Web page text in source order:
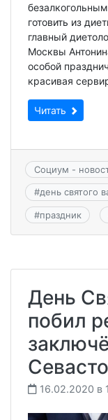
готовить из
главный
Москвы
особой
красивая
Читать
Социум -
#день святого
#праздник
День
побил
16.02.2020 в